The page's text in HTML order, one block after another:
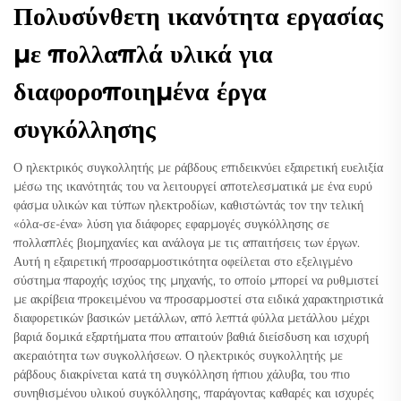
Πολυσύνθετη ικανότητα εργασίας
με πολλαπλά υλικά για
διαφοροποιημένα έργα
συγκόλλησης
Ο ηλεκτρικός συγκολλητής με ράβδους επιδεικνύει εξαιρετική ευελιξία
μέσω της ικανότητάς του να λειτουργεί αποτελεσματικά με ένα ευρύ
φάσμα υλικών και τύπων ηλεκτροδίων, καθιστώντάς τον την τελική
«όλα-σε-ένα» λύση για διάφορες εφαρμογές συγκόλλησης σε
πολλαπλές βιομηχανίες και ανάλογα με τις απαιτήσεις των έργων.
Αυτή η εξαιρετική προσαρμοστικότητα οφείλεται στο εξελιγμένο
σύστημα παροχής ισχύος της μηχανής, το οποίο μπορεί να ρυθμιστεί
με ακρίβεια προκειμένου να προσαρμοστεί στα ειδικά χαρακτηριστικά
διαφορετικών βασικών μετάλλων, από λεπτά φύλλα μετάλλου μέχρι
βαριά δομικά εξαρτήματα που απαιτούν βαθιά διείσδυση και ισχυρή
ακεραιότητα των συγκολλήσεων. Ο ηλεκτρικός συγκολλητής με
ράβδους διακρίνεται κατά τη συγκόλληση ήπιου χάλυβα, του πιο
συνηθισμένου υλικού συγκόλλησης, παράγοντας καθαρές και ισχυρές